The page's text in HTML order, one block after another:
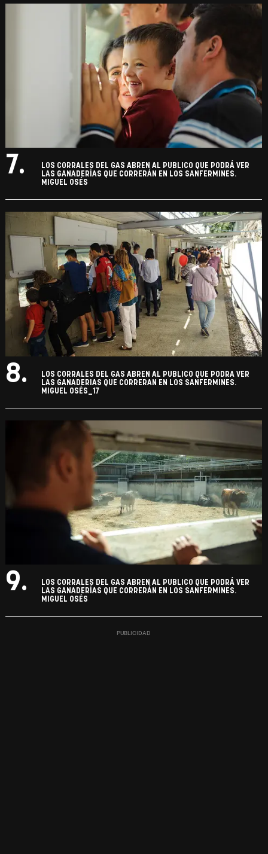
7.
LOS CORRALES DEL GAS ABREN AL PUBLICO QUE PODRÁ VER
LAS GANADERÍAS QUE CORRERÁN EN LOS SANFERMINES.
MIGUEL OSÉS
8.
LOS CORRALES DEL GAS ABREN AL PUBLICO QUE PODRA VER
LAS GANADERIAS QUE CORRERAN EN LOS SANFERMINES.
MIGUEL OSÉS_17
9.
LOS CORRALES DEL GAS ABREN AL PUBLICO QUE PODRÁ VER
LAS GANADERÍAS QUE CORRERÁN EN LOS SANFERMINES.
MIGUEL OSÉS